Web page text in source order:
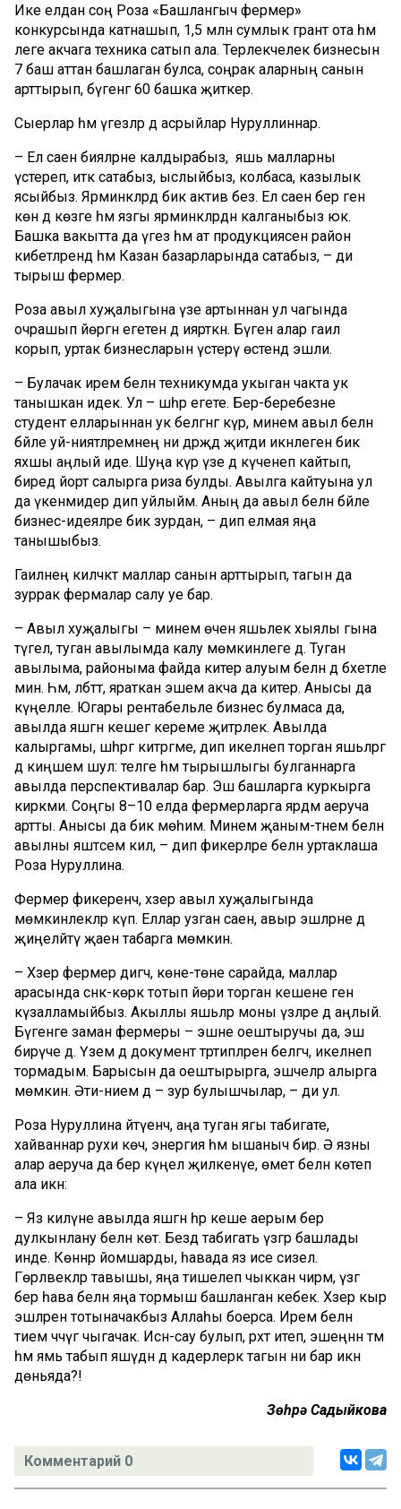
Ике елдан соң Роза «Башлангыч фермер»
конкурсында катнашып, 1,5 млн сумлык грант ота һәм
әлеге акчага техника сатып ала. Терлекчелек бизнесын
7 баш аттан башлаган булса, соңрак аларның санын
арттырып, бүгенгә 60 башка җиткерә.
Сыерлар һәм үгезләр дә асрыйлар Нуруллиннар.
– Ел саен бияләрне калдырабыз, ә яшь малларны
үстереп, иткә сатабыз, ыслыйбыз, колбаса, казылык
ясыйбыз. Ярминкәләрдә бик актив без. Ел саен бер генә
көн дә көзге һәм язгы ярминкәләрдән калганыбыз юк.
Башка вакытта да үгез һәм ат продукциясен район
кибетләрендә һәм Казан базарларында сатабыз, – ди
тырыш фермер.
Роза авыл хуҗалыгына үзе артыннан ул чагында
очрашып йөргән егетен дә иярткән. Бүген алар гаилә
корып, уртак бизнесларын үстерү өстендә эшли.
– Булачак ирем белән техникумда укыган чакта ук
танышкан идек. Ул – шәһәр егете. Бер-беребезне
студент елларыннан ук белгәнгә күрә, минем авыл белән
бәйле уй-ниятләремнең ни дәрәҗәдә җитди икәнлеген бик
яхшы аңлый иде. Шуңа күрә үзе дә күченеп кайтып,
биредә йорт салырга риза булды. Авылга кайтуына ул
да үкенмидер дип уйлыйм. Аның да авыл белән бәйле
бизнес-идеяләре бик зурдан, – дип елмая яңа
танышыбыз.
Гаиләнең киләчәктә маллар санын арттырып, тагын да
зуррак фермалар салу уе бар.
– Авыл хуҗалыгы – минем өчен яшьлек хыялы гына
түгел, туган авылымда калу мөмкинлеге дә. Туган
авылыма, районыма файда китерә алуым белән дә бәхетле
мин. Һәм, әлбәттә, яраткан эшем акча да китерә. Анысы да
күңелле. Югары рентабельле бизнес булмаса да,
авылда яшәгән кешегә кереме җитәрлек. Авылда
калыргамы, шәһәргә китәргәме, дип икеләнеп торган яшьләргә
дә киңәшем шул: теләге һәм тырышлыгы булганнарга
авылда перспективалар бар. Эш башларга куркырга
кирәкми. Соңгы 8–10 елда фермерларга ярдәм аеруча
артты. Анысы да бик мөһим. Минем җаным-тәнем белән
авылны яшәтәсем килә, – дип фикерләре белән уртаклаша
Роза Нуруллина.
Фермер фикеренчә, хәзер авыл хуҗалыгында
мөмкинлекләр күп. Еллар узган саен, авыр эшләрне дә
җиңеләйтү җаен табарга мөмкин.
– Хәзер фермер дигәч, көне-төне сарайда, маллар
арасында сәнәк-көрәк тотып йөри торган кешене генә
күзалламыйбыз. Акыллы яшьләр моны үзләре дә аңлый.
Бүгенге заман фермеры – эшне оештыручы да, эш
бирүче дә. Үзем дә документ тәртипләрен белгәч, икеләнеп
тормадым. Барысын да оештырырга, эшчеләр алырга
мөмкин. Әти-әнием дә – зур булышчылар, – ди ул.
Роза Нуруллина әйтүенчә, аңа туган ягы табигате,
хайваннар рухи көч, энергия һәм ышаныч бирә. Ә язны
алар аеруча да бер күңел җилкенүе, өмет белән көтеп
ала икән:
– Яз килүне авылда яшәгән һәр кеше аерым бер
дулкынлану белән көтә. Бездә табигать үзгәрә башлады
инде. Көннәр йомшарды, һавада яз исе сизелә.
Гөрләвекләр тавышы, яңа тишелеп чыккан чирәм, үзгә
бер һава белән яңа тормыш башланган кебек. Хәзер кыр
эшләренә тотыначакбыз Аллаһы боерса. Ирем белән
әтием чәчүгә чыгачак. Исән-сау булып, рәхәт итеп, эшеңнән тәм
һәм ямь табып яшәүдән дә кадерлерәк тагын ни бар икән
дөньяда?!
Зөһрә Садыйкова
Комментарий 0